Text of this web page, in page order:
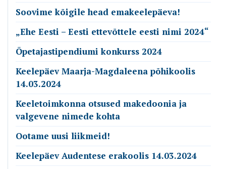
Soovime kõigile head emakeelepäeva!
„Ehe Eesti – Eesti ettevõttele eesti nimi 2024“
Õpetajastipendiumi konkurss 2024
Keelepäev Maarja-Magdaleena põhikoolis
14.03.2024
Keeletoimkonna otsused makedoonia ja
valgevene nimede kohta
Ootame uusi liikmeid!
Keelepäev Audentese erakoolis 14.03.2024